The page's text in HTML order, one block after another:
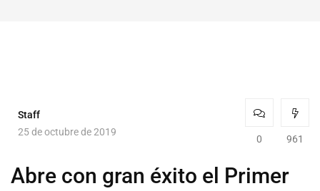
Staff
25 de octubre de 2019
0 961
Abre con gran éxito el Primer